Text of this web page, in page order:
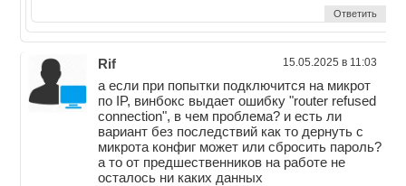
Ответить
Rif 15.05.2025 в 11:03
а если при попытки подключится на микрот
по IP, винбокс выдает ошибку "router refused
connection", в чем проблема? и есть ли
вариант без последствий как то дернуть с
микрота конфиг может или сбросить пароль?
а то от предшественников на работе не
осталось ни каких данных